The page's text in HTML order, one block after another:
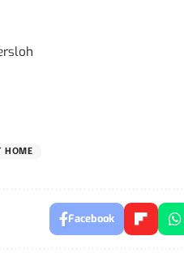
HOME
Facebook